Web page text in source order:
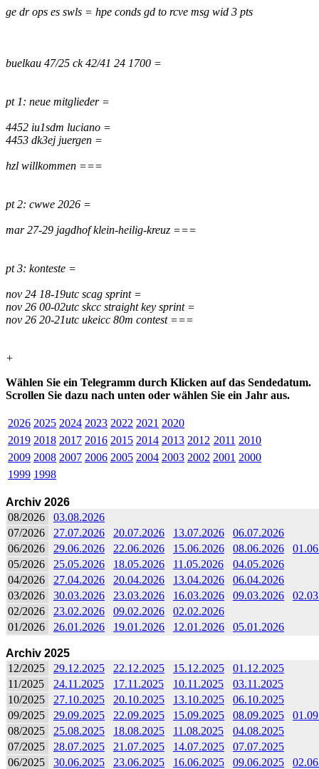
ge dr ops es swls = hpe conds gd to rcve msg wid 3 pts
buelkau 47/25 ck 42/41 24 1700 =
pt 1: neue mitglieder =
4452 iu1sdm luciano =
4453 dk3ej juergen =
hzl willkommen ===
pt 2: cwwe 2026 =
mar 27-29 jagdhof klein-heilig-kreuz ===
pt 3: konteste =
nov 24 18-19utc scag sprint =
nov 26 00-02utc skcc straight key sprint =
nov 26 20-21utc ukeicc 80m contest ===
+
Wählen Sie ein Telegramm durch Klicken auf das Sendedatum.
Scrollen Sie dazu nach unten oder wählen Sie ein Jahr aus.
2026 2025 2024 2023 2022 2021 2020
2019 2018 2017 2016 2015 2014 2013 2012 2011 2010
2009 2008 2007 2006 2005 2004 2003 2002 2001 2000
1999 1998
Archiv 2026
08/2026
03.08.2026
07/2026
27.07.2026 20.07.2026 13.07.2026
06.07.2026
06/2026
29.06.2026 22.06.2026 15.06.2026 08.06.2026
05/2026
25.05.2026 18.05.2026 11.05.2026
04.05.2026
04/2026
27.04.2026 20.04.2026 13.04.2026
06.04.2026
03/2026
30.03.2026 23.03.2026 16.03.2026 09.03.2026
02/2026
23.02.2026 09.02.2026
02.02.2026
01/2026
26.01.2026 19.01.2026 12.01.2026 05.01.2026
Archiv 2025
12/2025
29.12.2025 22.12.2025 15.12.2025
01.12.2025
11/2025
24.11.2025 17.11.2025 10.11.2025
03.11.2025
10/2025
27.10.2025 20.10.2025 13.10.2025
06.10.2025
09/2025
29.09.2025 22.09.2025 15.09.2025 08.09.2025
08/2025
25.08.2025 18.08.2025 11.08.2025
04.08.2025
07/2025
28.07.2025 21.07.2025 14.07.2025
07.07.2025
06/2025
30.06.2025 23.06.2025 16.06.2025 09.06.2025